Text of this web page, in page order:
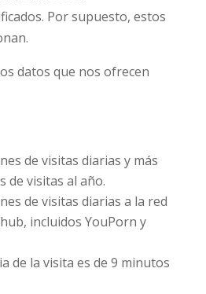
más de la mitad al no
verificados. Por
datos que nos ofrecen
de visitas diarias y más
de visitas al año.
de visitas diarias a la
incluidos YouPorn
de la visita es de 9